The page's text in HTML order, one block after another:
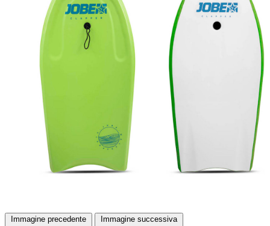
Immagine precedente Immagine successiva